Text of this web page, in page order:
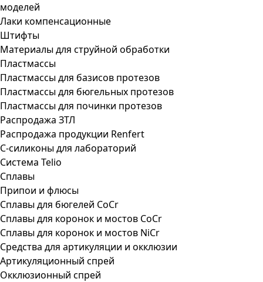
моделей
Лаки компенсационные
Штифты
Материалы для струйной обработки
Пластмассы
Пластмассы для базисов протезов
Пластмассы для бюгельных протезов
Пластмассы для починки протезов
Распродажа ЗТЛ
Распродажа продукции Renfert
С-силиконы для лабораторий
Система Telio
Сплавы
Припои и флюсы
Сплавы для бюгелей CoCr
Сплавы для коронок и мостов CoCr
Сплавы для коронок и мостов NiCr
Средства для артикуляции и окклюзии
Артикуляционный спрей
Окклюзионный спрей